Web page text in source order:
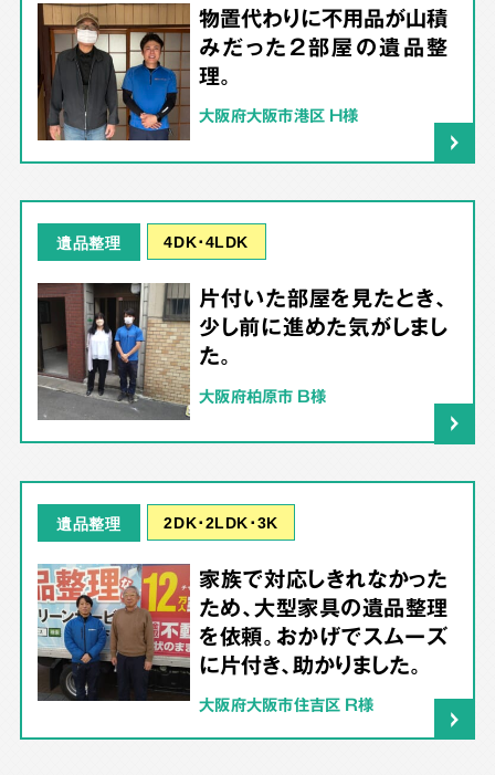
物置代わりに不用品が山積
みだった2部屋の遺品整
理。
大阪府大阪市港区 H様
遺品整理 4DK･4LDK
片付いた部屋を見たとき、
少し前に進めた気がしまし
た。
大阪府柏原市 B様
遺品整理 2DK･2LDK･3K
家族で対応しきれなかった
ため、大型家具の遺品整理
を依頼。おかげでスムーズ
に片付き、助かりました。
大阪府大阪市住吉区 R様